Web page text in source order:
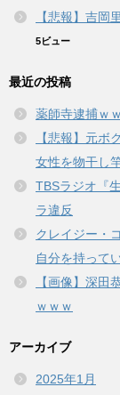
【悲報】吉岡
5ビュー
最近の投稿
薬師寺逮捕ｗ
【悲報】元ボ
女性を物干し
TBSラジオ『
ラ違反
クレイジー・
自分を持って
【画像】深田
ｗｗｗ
アーカイブ
2025年1月